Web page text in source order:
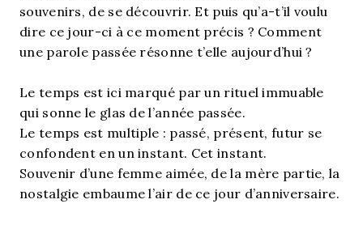
souvenirs, de se découvrir. Et puis qu’a-t’il voulu
dire ce jour-ci à ce moment précis ? Comment
une parole passée résonne t’elle aujourd’hui ?
Le temps est ici marqué par un rituel immuable
qui sonne le glas de l’année passée.
Le temps est multiple : passé, présent, futur se
confondent en un instant. Cet instant.
Souvenir d’une femme aimée, de la mère partie, la
nostalgie embaume l’air de ce jour d’anniversaire.